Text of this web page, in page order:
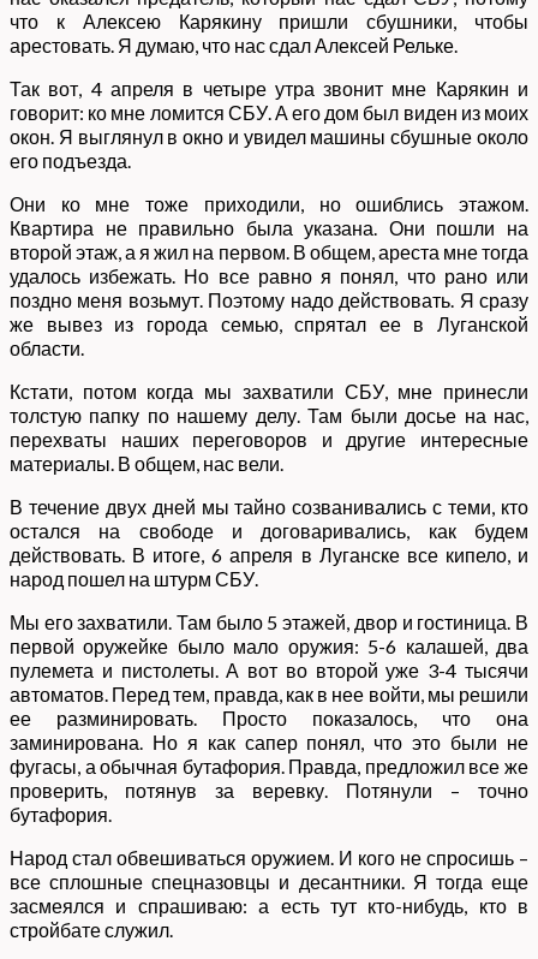
что к Алексею Карякину пришли сбушники, чтобы
арестовать. Я думаю, что нас сдал Алексей Рельке.
Так вот, 4 апреля в четыре утра звонит мне Карякин и
говорит: ко мне ломится СБУ. А его дом был виден из моих
окон. Я выглянул в окно и увидел машины сбушные около
его подъезда.
Они ко мне тоже приходили, но ошиблись этажом.
Квартира не правильно была указана. Они пошли на
второй этаж, а я жил на первом. В общем, ареста мне тогда
удалось избежать. Но все равно я понял, что рано или
поздно меня возьмут. Поэтому надо действовать. Я сразу
же вывез из города семью, спрятал ее в Луганской
области.
Кстати, потом когда мы захватили СБУ, мне принесли
толстую папку по нашему делу. Там были досье на нас,
перехваты наших переговоров и другие интересные
материалы. В общем, нас вели.
В течение двух дней мы тайно созванивались с теми, кто
остался на свободе и договаривались, как будем
действовать. В итоге, 6 апреля в Луганске все кипело, и
народ пошел на штурм СБУ.
Мы его захватили. Там было 5 этажей, двор и гостиница. В
первой оружейке было мало оружия: 5-6 калашей, два
пулемета и пистолеты. А вот во второй уже 3-4 тысячи
автоматов. Перед тем, правда, как в нее войти, мы решили
ее разминировать. Просто показалось, что она
заминирована. Но я как сапер понял, что это были не
фугасы, а обычная бутафория. Правда, предложил все же
проверить, потянув за веревку. Потянули – точно
бутафория.
Народ стал обвешиваться оружием. И кого не спросишь –
все сплошные спецназовцы и десантники. Я тогда еще
засмеялся и спрашиваю: а есть тут кто-нибудь, кто в
стройбате служил.